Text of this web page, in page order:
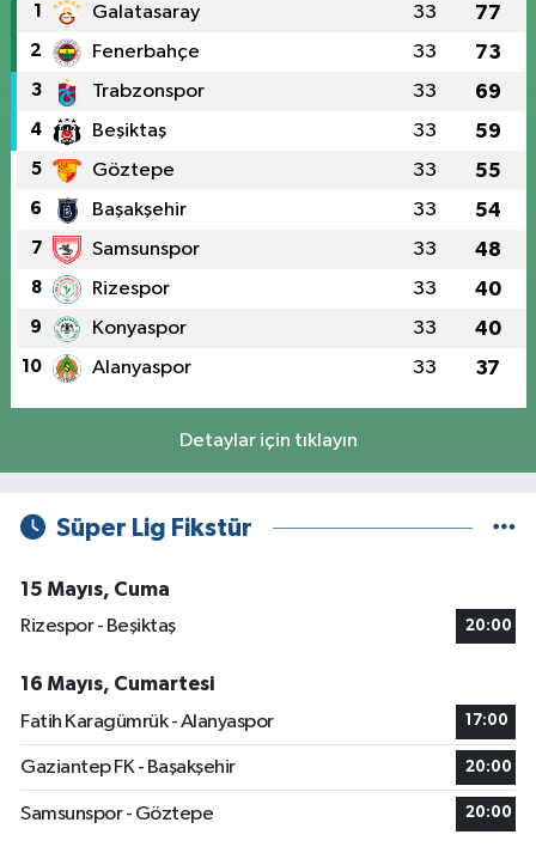
1 Galatasaray 33 77
2 Fenerbahçe 33 73
3 Trabzonspor 33 69
4 Beşiktaş 33 59
5 Göztepe 33 55
6 Başakşehir 33 54
7 Samsunspor 33 48
8 Rizespor 33 40
9 Konyaspor 33 40
10 Alanyaspor 33 37
Detaylar için tıklayın
Süper Lig Fikstür
15 Mayıs, Cuma
Rizespor - Beşiktaş
20:00
16 Mayıs, Cumartesi
Fatih Karagümrük - Alanyaspor
17:00
Gaziantep FK - Başakşehir 20:00
Samsunspor - Göztepe 20:00